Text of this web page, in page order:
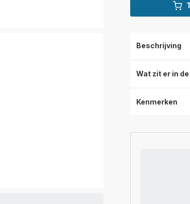
Beschrijving
Wat zit er in
Kenmerken